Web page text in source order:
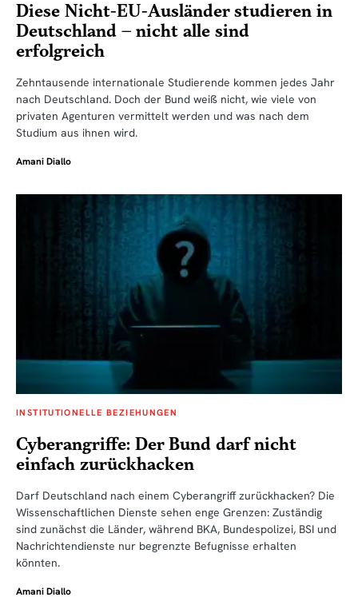
Diese Nicht-EU-Ausländer studieren in
Deutschland – nicht alle sind
erfolgreich
Zehntausende internationale Studierende kommen jedes Jahr
nach Deutschland. Doch der Bund weiß nicht, wie viele von
privaten Agenturen vermittelt werden und was nach dem
Studium aus ihnen wird.
Amani Diallo
INSTITUTIONELLE BEZIEHUNGEN
Cyberangriffe: Der Bund darf nicht
einfach zurückhacken
Darf Deutschland nach einem Cyberangriff zurückhacken? Die
Wissenschaftlichen Dienste sehen enge Grenzen: Zuständig
sind zunächst die Länder, während BKA, Bundespolizei, BSI und
Nachrichtendienste nur begrenzte Befugnisse erhalten
könnten.
Amani Diallo